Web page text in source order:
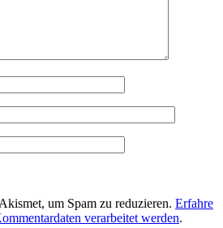
um Spam zu reduzieren. Erfahre
verarbeitet werden.